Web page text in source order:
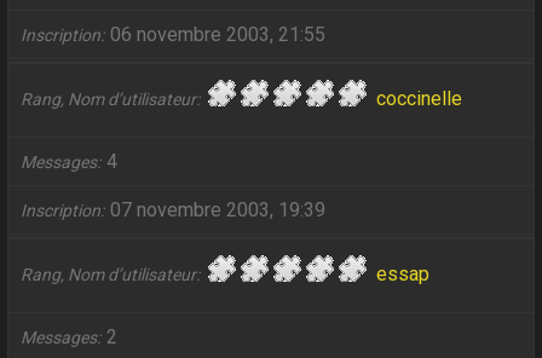
Inscription 06 novembre 2003, 21:55
Rang, Nom d’utilisateur coccinelle
Messages 4
Inscription 07 novembre 2003, 19:39
Rang, Nom d’utilisateur essap
Messages 2